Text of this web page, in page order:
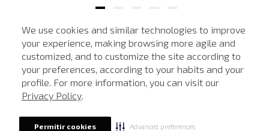
We use cookies and similar technologies to improve
your experience, making browsing more agile and
customized, and to customize the site according to
your preferences, according to your habits and your
profile. For more information, you can visit our
Privacy Policy.
Permitir cookies Advanced preferences
NEWSLETTER
Cadastre seu e-mail para receber nossas novidades.